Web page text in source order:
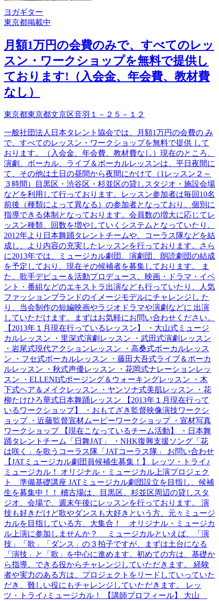
ヨガギター
東京都掲載中
月額1万円の会費のみで、すべてのレッ
スン・ワークショップを無料で提供し
ております!（入会金、年会費、教材費
なし）
東京都東京都文京区音羽１－２５－１２
一般社団法人日本タレント協会では、月額1万円の会費の み
で、すべてのレッスン・ワークショップを無料で提供 して
おります。（入会金、年会費、教材費なし）現在のところ、
演劇、ボーカル、ライブ＆ボーカルレッスンは、平日夜間に
て、その他は土日の昼間から夜間にかけて（1レッスン２～
３時間）目黒区・渋谷区・杉並区の貸しスタジオ・施設会場
などを利用して行っております。レッスン参加者は毎回10名
前後（種類によって異なる）の参加者となっており、個別に
指導できる体制となっております。会員数の増大に応じてレ
ッスン種類、回数を増やしていくシステムとなっていたり、
2012年より日本舞踊タレントチームや、コーラス隊などを結
成し、より内容の充実したレッスンを行っております。さら
に2013年では、ミュージカル劇団、演劇団、朗読劇団の結成
を予定しており、現在その候補者を募集しております。 ま
た、歌手デビュー＆活動プロデュース、映画・ドラマ・イベ
ント・番組などのエキストラ出演なども行っていたり、人気
ファッションブランドのイメージモデルにチャレンジし た
り、当会制作の短編映画やラジオドラマや演劇などに 出演
していただけます。まずはお気軽にお問い合わせください。
【2013年１月現在行っているレッスン】 ・大山式ミュージ
カルレッスン ・里深式演劇レッスン ・武田式演劇レッスン
・岩尾式現代アクションレッスン ・高桑式ボーカルレッス
ン ・フセ式ボーカルレッスン ・藤田大吾式ライブ＆ボーカ
ルレッスン ・秋式声優レッスン ・花岡式ナレーションレッ
スン ・ELLENI式ポージング＆ウォーキングレッスン ・木
下式ヘア＆メイクレッスン ・ヤンソナ式美肌レッスン ・花
柳たけひろ華式日本舞踊レッスン 【2013年１月現在行って
いるワークショップ】 ・おもてざき監督映像演技ワークシ
ョップ ・近藤監督宣材ムービーワークショップ ・宣材写真
ワークショップ 【現在こなっているチーム活動】 ・日本舞
踊タレントチーム「日舞JAT」 ・NHK復興支援ソング「花
は咲く」を歌うコーラス隊「JATコーラス隊」 お問い合わせ
【JATミュージカル劇団員候補生募集！】 レッツ・トライ♪
ミュージカル！ オリジナル・ミュージカル上演プロジェク
ト 準備基礎講座 JATミュージカル劇団設立を目指し、候補
生を募集中！！ 稽古場は、目黒区、杉並区周辺の貸しスタ
ジオ、会場で、週末午後にレッスンを行っております。 演
技も好きだけど歌やダンスも大好きという方、元々ミュージ
カルを目指している方、大集合！ オリジナル・ミュージカ
ル上演に参加しませんか？ ミュージカルといえば、「演
技」「歌」「ダンス」の３拍子ですが、まずは土台になる
「演技」と「歌」を中心に進めます。初めての方は、基礎か
ら指導。できる役からチャレンジしていただきます。 経験
者や実力のある方は、プロジェクトをリードしていっていた
だき、難しい役にもチャレンジしていただきます。 レッ
ツ・トライ♪ミュージカル！ 【講師プロフィール】 大山